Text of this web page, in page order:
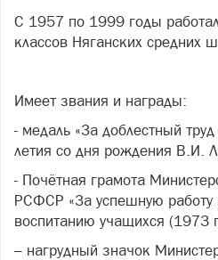
С 1957 по 1999 годы
классов Няганских
Имеет звания и награды:
- медаль «За доблестный
летия со дня рождения В.И.
- Почётная грамота
РСФСР «За успешную работу
воспитанию учащихся (1973
– нагрудный значок